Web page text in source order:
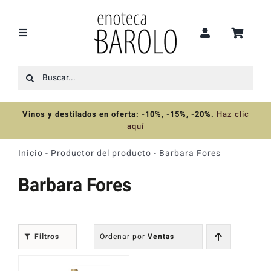
contenido
Toggle
Recomendaciones
Ofertas
Destilados
Buscar:
Vinos y destilados en oferta: -10%, -15%, -20%. Haz clic
aquí
Inicio - Productor del producto - Barbara Fores
Barbara Fores
Filtros Ordenar por Ventas